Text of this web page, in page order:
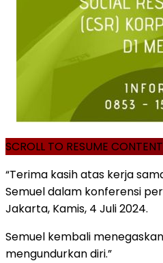
SCROLL TO RESUME CONTENT
“Terima kasih atas kerja
Semuel dalam konferensi
Jakarta, Kamis, 4 Juli 2024.
Semuel kembali
mengundurkan diri.”